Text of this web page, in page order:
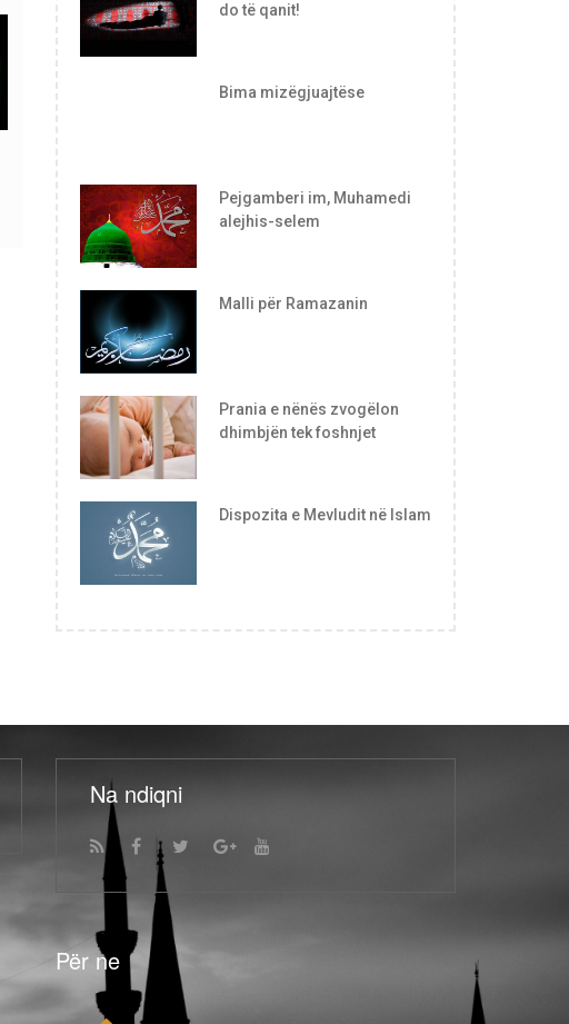
do të qanit!
Bima mizëgjuajtëse
Pejgamberi im, Muhamedi
alejhis-selem
Malli për Ramazanin
Prania e nënës zvogëlon
dhimbjën tek foshnjet
Dispozita e Mevludit në Islam
Na ndiqni
Për ne